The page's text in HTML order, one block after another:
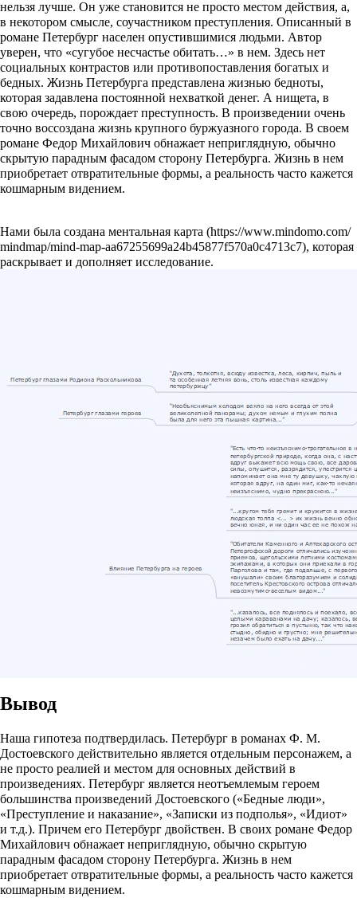
нельзя лучше. Он уже становится не просто местом действия, а,
в некотором смысле, соучастником преступления. Описанный в
романе Петербург населен опустившимися людьми. Автор
уверен, что «сугубое несчастье обитать…» в нем. Здесь нет
социальных контрастов или противопоставления богатых и
бедных. Жизнь Петербурга представлена жизнью бедноты,
которая задавлена постоянной нехваткой денег. А нищета, в
свою очередь, порождает преступность. В произведении очень
точно воссоздана жизнь крупного буржуазного города. В своем
романе Федор Михайлович обнажает неприглядную, обычно
скрытую парадным фасадом сторону Петербурга. Жизнь в нем
приобретает отвратительные формы, а реальность часто кажется
кошмарным видением.
Нами была создана ментальная карта
, которая
раскрывает и дополняет исследование.
Вывод
Наша гипотеза подтвердилась. Петербург в романах Ф. М.
Достоевского действительно является отдельным персонажем, а
не просто реалией и местом для основных действий в
произведениях. Петербург является неотъемлемым героем
большинства произведений Достоевского («Бедные люди»,
«Преступление и наказание», «Записки из подполья», «Идиот»
и т.д.). Причем его Петербург двойствен. В своих романе Федор
Михайлович обнажает неприглядную, обычно скрытую
парадным фасадом сторону Петербурга. Жизнь в нем
приобретает отвратительные формы, а реальность часто кажется
кошмарным видением.